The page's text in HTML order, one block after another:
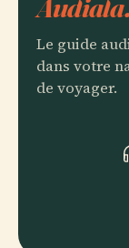
Le guide
dans votre
de voyager.